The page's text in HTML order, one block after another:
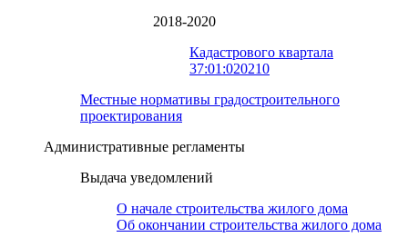
2018-2020
Кадастрового квартала
37:01:020210
Местные нормативы градостроительного
проектирования
Административные регламенты
Выдача уведомлений
О начале строительства жилого дома
Об окончании строительства жилого дома